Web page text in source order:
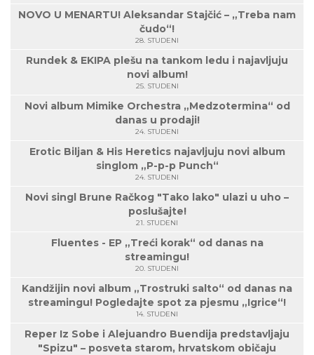
NOVO U MENARTU! Aleksandar Stajčić – „Treba nam
čudo“!
28. STUDENI
Rundek & EKIPA plešu na tankom ledu i najavljuju
novi album!
25. STUDENI
Novi album Mimike Orchestra „Medzotermina“ od
danas u prodaji!
24. STUDENI
Erotic Biljan & His Heretics najavljuju novi album
singlom „P-p-p Punch“
24. STUDENI
Novi singl Brune Račkog "Tako lako" ulazi u uho –
poslušajte!
21. STUDENI
Fluentes - EP „Treći korak“ od danas na
streamingu!
20. STUDENI
Kandžijin novi album „Trostruki salto“ od danas na
streamingu! Pogledajte spot za pjesmu „Igrice“!
14. STUDENI
Reper Iz Sobe i Alejuandro Buendija predstavljaju
"Spizu" – posveta starom, hrvatskom običaju